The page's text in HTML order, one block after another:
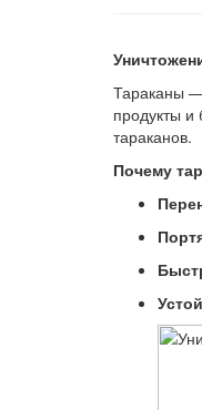
Тараканы
продукты
тараканов.
Почему